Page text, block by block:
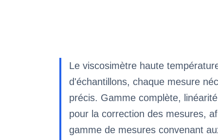
Le viscosimètre haute
d'échantillons, chaque mesure
précis. Gamme complète,
pour la correction des mesures,
gamme de mesures convenant